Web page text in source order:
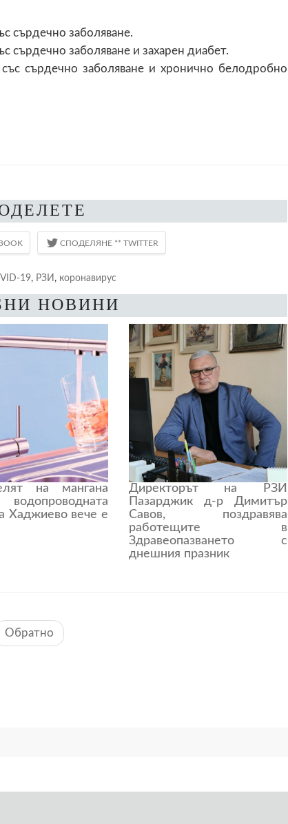
сърдечно заболяване.
заболяване и захарен диабет.
сърдечно заболяване и хронично белодробно
19, РЗИ , коронавирус
НОВИНИ
на мангана
Хаджиево вече е
Директорът на РЗИ
Пазарджик д-р Димитър
Савов, поздравява
работещите в
Здравеопазването с
днешния празник
Обратно